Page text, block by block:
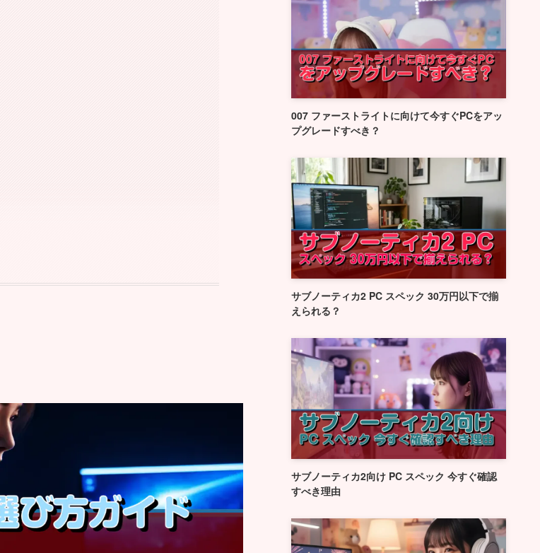
007 ファーストライトに向けて今すぐPCをアッ
プグレードすべき？
サブノーティカ2 PC スペック 30万円以下で揃
えられる？
サブノーティカ2向け PC スペック 今すぐ確認
すべき理由